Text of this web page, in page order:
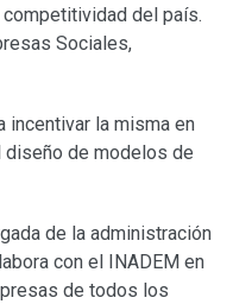
del país.
Sociales,
incentivar la misma en
diseño de modelos de
de la administración
con el INADEM en
de todos los